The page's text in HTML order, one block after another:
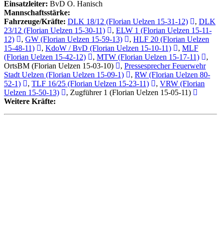
Einsatzleiter: BvD O. Hanisch
Mannschaftsstärke:
Fahrzeuge/Kräfte: DLK 18/12 (Florian Uelzen 15-31-12) , DLK
23/12 (Florian Uelzen 15-30-11)
, ELW 1 (Florian Uelzen 15-11-
12)
, GW (Florian Uelzen 15-59-13) , HLF 20 (Florian Uelzen
15-48-11)
, KdoW / BvD (Florian Uelzen 15-10-11) , MLF
(Florian Uelzen 15-42-12)
, MTW (Florian Uelzen 15-17-11)
,
OrtsBM (Florian Uelzen 15-03-10)
, Pressesprecher Feuerwehr
Stadt Uelzen (Florian Uelzen 15-09-1)
, RW (Florian Uelzen 80-
52-1)
, TLF 16/25 (Florian Uelzen 15-23-11) , VRW (Florian
Uelzen 15-50-13)
, Zugführer 1 (Florian Uelzen 15-05-11)
Weitere Kräfte: